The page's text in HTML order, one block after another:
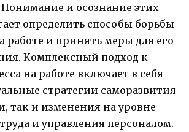
и осознание этих
определить способы борьбы
работе и принять меры для его
Комплексный подход к
на работе включает в себя
стратегии саморазвития
так и изменения на уровне
и управления персоналом.